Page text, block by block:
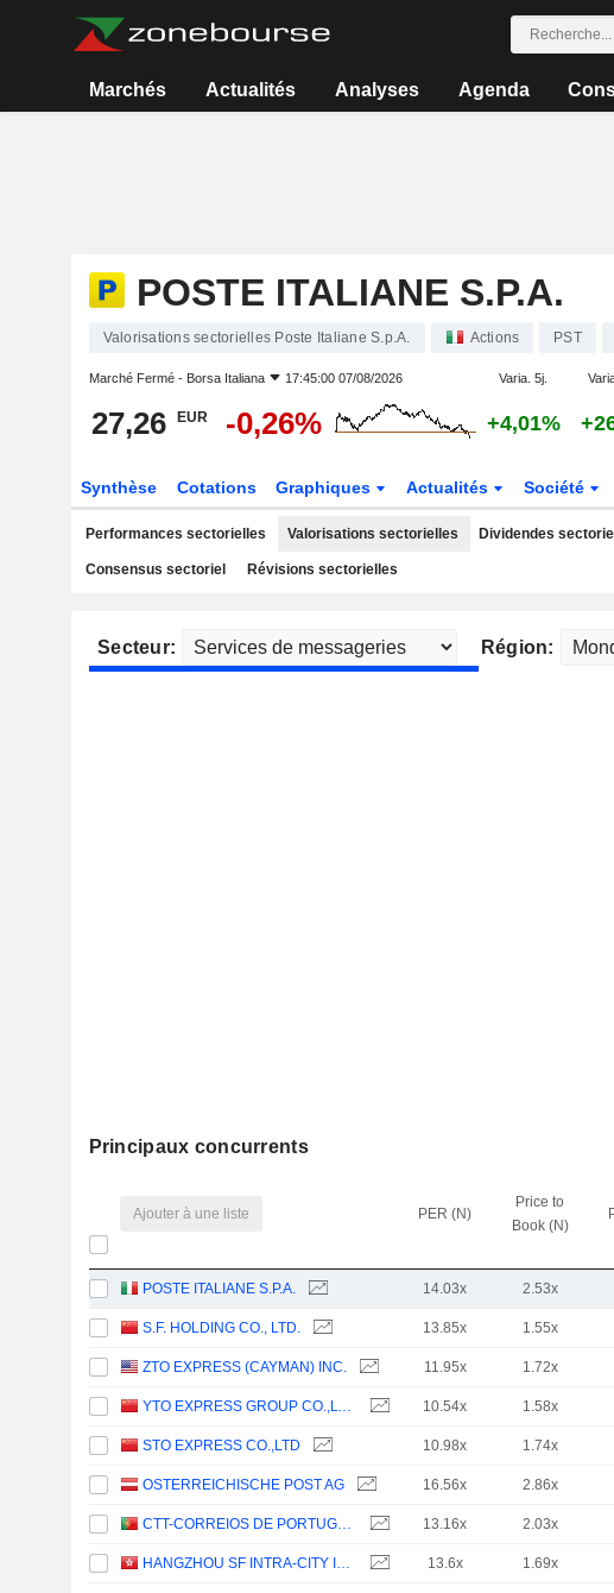
Marchés Actualités Analyses Agenda
POSTE ITALIANE S.P.A.
Valorisations sectorielles Poste Italiane S.p.A. Actions PST
Marché Fermé - Borsa Italiana 17:45:00 07/08/2026 Varia. 5j.
27,26 EUR -0,26% +4,01%
Synthèse Cotations Graphiques Actualités Société
Performances sectorielles Valorisations sectorielles Dividendes
Consensus sectoriel Révisions sectorielles
Secteur: Région:
Principaux concurrents
Ajouter à une liste PER (N)
Price to
Book (N)
POSTE ITALIANE S.P.A. 14.03x 2.53x
S.F. HOLDING CO., LTD. 13.85x 1.55x
ZTO EXPRESS (CAYMAN) INC. 11.95x 1.72x
YTO EXPRESS GROUP CO.,LTD. 10.54x 1.58x
STO EXPRESS CO.,LTD 10.98x 1.74x
OSTERREICHISCHE POST AG 16.56x 2.86x
CTT-CORREIOS DE PORTUGAL, S.A. 13.16x 2.03x
HANGZHOU SF INTRA-CITY INDUSTRIAL CO., LTD. 13.6x 1.69x